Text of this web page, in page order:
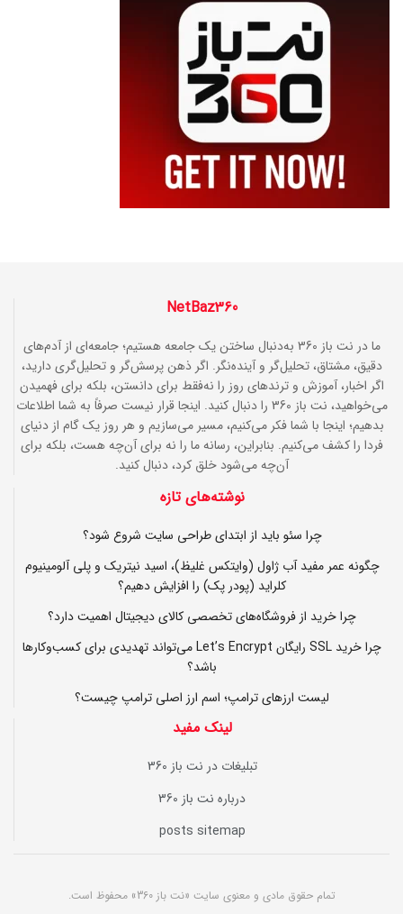
NetBaz360
ما در نت باز 360 به‌دنبال ساختن یک جامعه هستیم؛ جامعه‌ای از آدم‌های
دقیق، مشتاق، تحلیل‌گر و آینده‌نگر. اگر ذهن پرسش‌گر و تحلیل‌گری دارید،
اگر اخبار، آموزش و ترندهای روز را نه‌فقط برای دانستن، بلکه برای فهمیدن
می‌خواهید، نت باز 360 را دنبال کنید. اینجا قرار نیست صرفاً به شما اطلاعات
بدهیم؛ اینجا با شما فکر می‌کنیم، مسیر می‌سازیم و هر روز یک گام از دنیای
فردا را کشف می‌کنیم. بنابراین، رسانه ما را نه برای آن‌چه هست، بلکه برای
آن‌چه می‌شود خلق کرد، دنبال کنید.
نوشته‌های تازه
چرا سئو باید از ابتدای طراحی سایت شروع شود؟
چگونه عمر مفید آب ژاول (وایتکس غلیظ)، اسید نیتریک و پلی آلومینیوم
کلراید (پودر پک) را افزایش دهیم؟
چرا خرید از فروشگاه‌های تخصصی کالای دیجیتال اهمیت دارد؟
چرا خرید SSL رایگان Let’s Encrypt می‌تواند تهدیدی برای کسب‌وکارها
باشد؟
لیست ارزهای ترامپ؛ اسم ارز اصلی ترامپ چیست؟
لینک مفید
تبلیغات در نت باز 360
درباره نت باز 360
posts sitemap
تمام حقوق مادی و معنوی سایت «نت باز 360» محفوظ است.